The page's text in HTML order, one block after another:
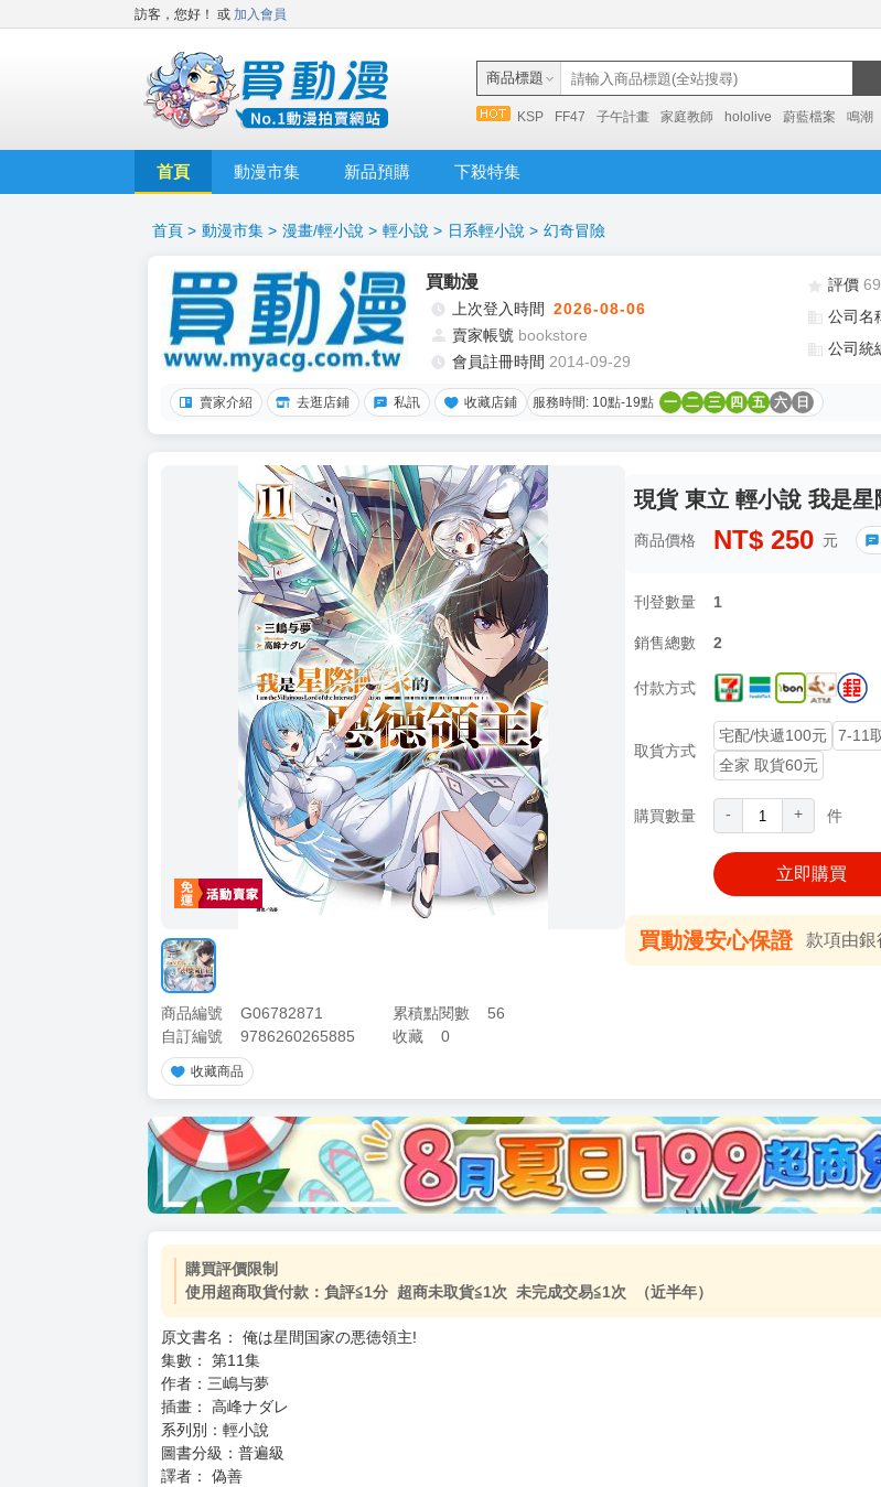
訪客，您好！ 或 加入會員
商品標題
KSP FF47 子午計畫 家庭教師 hololive 蔚藍檔案 鳴潮
首頁 動漫市集 新品預購 下殺特集
首頁 > 動漫市集 > 漫畫/輕小說 > 輕小說 > 日系輕小說 > 幻奇冒險
買動漫
上次登入時間 2026-08-06
賣家帳號 bookstore
會員註冊時間 2014-09-29
評價
公司名
公司統
賣家介紹 去逛店鋪 私訊 收藏店鋪 服務時間: 10點-19點 一 二 三 四 五 六 日
商品編號 G06782871 累積點閱數
56
自訂編號
9786260265885 收藏 0
收藏商品
現貨 東立 輕小說 我是
商品價格 NT$ 250 元
刊登數量 1
銷售總數 2
付款方式
取貨方式
宅配/快遞100元 7-11
全家 取貨60元
購買數量 - + 件
立即購買
買動漫安心保證 款項由銀
加價購 ( 共
(加購品) 買動漫★《$15元-加固紙箱包裝》